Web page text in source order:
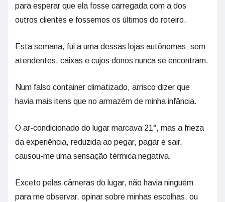
para esperar que ela fosse carregada com a dos
outros clientes e fossemos os últimos do roteiro.
Esta semana, fui a uma dessas lojas autônomas; sem
atendentes, caixas e cujos donos nunca se encontram.
Num falso container climatizado, arrisco dizer que
havia mais itens que no armazém de minha infância.
O ar-condicionado do lugar marcava 21°, mas a frieza
da experiência, reduzida ao pegar, pagar e sair,
causou-me uma sensação térmica negativa.
Exceto pelas câmeras do lugar, não havia ninguém
para me observar, opinar sobre minhas escolhas, ou